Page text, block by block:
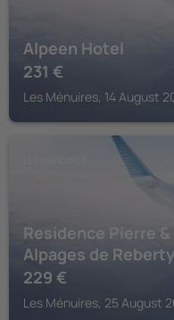
Alpeen Hotel
231 €
Les Ménuires, 14 August
Residence Pierre
Alpages de Reberty
229 €
Les Ménuires, 25 August